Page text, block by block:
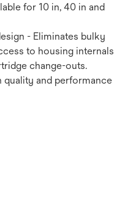
for 10 in, 40 in and
- Eliminates bulky
to housing internals
change-outs.
quality and performance